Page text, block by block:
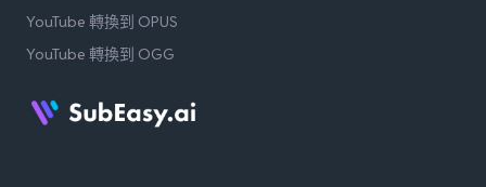
YouTube 轉換到 OPUS
YouTube 轉換到 OGG